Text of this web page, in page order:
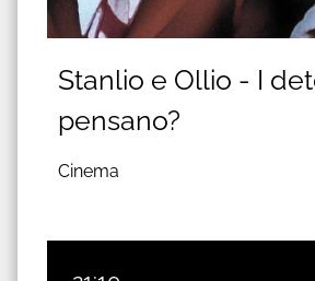
Stanlio e Ollio - I
pensano?
Cinema